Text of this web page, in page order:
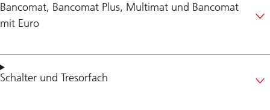
Bancomat, Bancomat Plus, Multimat und Bancomat
mit Euro
Schalter und Tresorfach